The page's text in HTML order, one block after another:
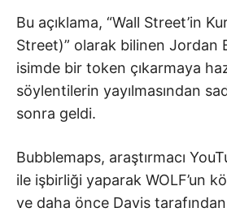
Bu açıklama, “Wall Street’in
Street)” olarak bilinen Jordan
isimde bir token çıkarmaya
söylentilerin yayılmasından
sonra geldi.
Bubblemaps, araştırmacı
ile işbirliği yaparak WOLF’un
ve daha önce Davis